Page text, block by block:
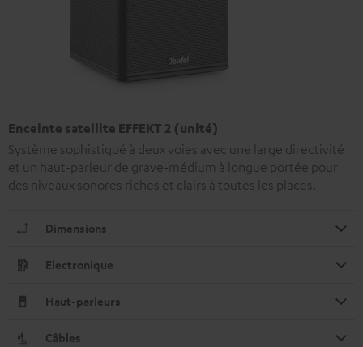
Enceinte satellite EFFEKT 2 (unité)
Système sophistiqué à deux voies avec une large directivité
et un haut-parleur de grave-médium à longue portée pour
des niveaux sonores riches et clairs à toutes les places.
Dimensions
Electronique
Haut-parleurs
Câbles